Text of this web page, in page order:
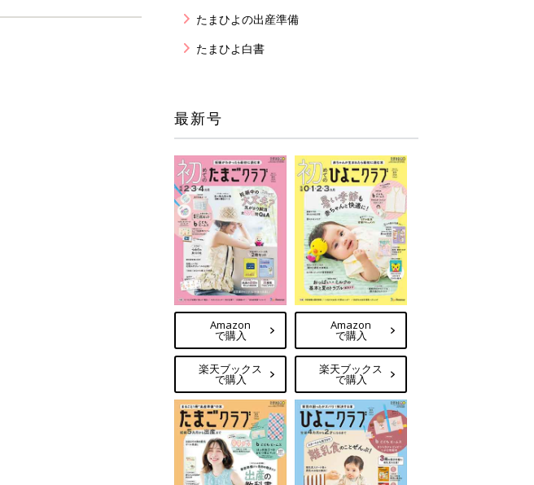
たまひよの出産準備
たまひよ白書
最新号
Amazon
で購入
楽天ブックス
で購入
Amazon
で購入
楽天ブックス
で購入